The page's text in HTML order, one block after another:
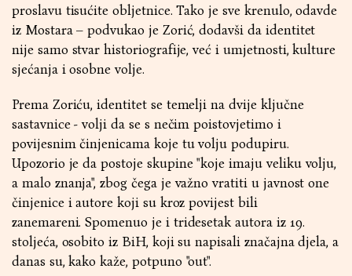
proslavu tisućite obljetnice. Tako je sve krenulo, odavde
iz Mostara – podvukao je Zorić, dodavši da identitet
nije samo stvar historiografije, već i umjetnosti, kulture
sjećanja i osobne volje.
Prema Zoriću, identitet se temelji na dvije ključne
sastavnice - volji da se s nečim poistovjetimo i
povijesnim činjenicama koje tu volju podupiru.
Upozorio je da postoje skupine "koje imaju veliku volju,
a malo znanja", zbog čega je važno vratiti u javnost one
činjenice i autore koji su kroz povijest bili
zanemareni. Spomenuo je i tridesetak autora iz 19.
stoljeća, osobito iz BiH, koji su napisali značajna djela, a
danas su, kako kaže, potpuno "out".